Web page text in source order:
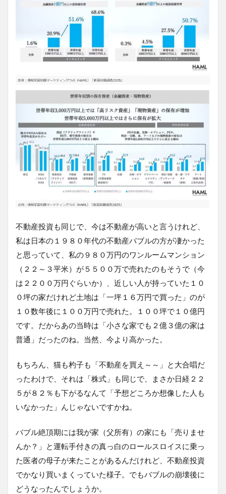
不動産投資も同じで、今は不動産が高いと言うけれど、
私は日本の１９８０年代の不動産バブルの方が凄かった
と思っていて、私の９８０万円のワンルームマンション
（２２～３平米）が５５００万で売れたのもそうで（今
は２２００万円ぐらいか）、近しい人が持っていた１０
０坪の家だけれど土地は「一坪１６万円で買った」のが
１０数年後に１００万円で売れた。１００坪で１０億円
です。だからあの当時は「小さな家でも２億３億の家は
普通」だったのね。当然、今より高かった。
もちろん、猫も杓子も「不動産を買え～～」と大合唱だ
ったわけで、それは「株式」も同じで、まさか日経２２
５が８２％も下がるなんて「予想どころか想像した人も
いなかった」んじゃないですかね。
バブル絶頂期には我が家（父所有）の家にも「売りませ
んか？」と運転手付きの真っ白のロールスロイスに乗っ
た医者の母子が来たことがあるんだけれど、不動産投資
でかなり買いまくっていた様子。でもバブルの崩壊後に
どうなったんでしょうか。